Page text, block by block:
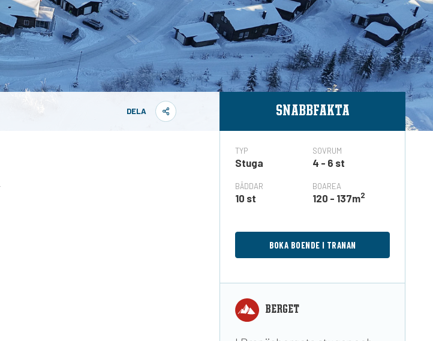
DELA SNABBFAKTA
TYP
Stuga
SOVRUM
4 - 6 st
BÄDDAR
10 st
BOAREA
120 - 137m2
BOKA BOENDE I TRANAN
BERGET